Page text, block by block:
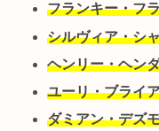
フランキー・フ
シルヴィア・シ
ヘンリー・ヘン
ユーリ・ブライ
ダミアン・デズ